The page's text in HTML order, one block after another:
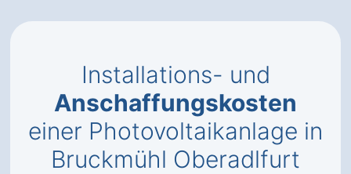
Installations- und
Anschaffungskosten
einer Photovoltaikanlage in
Bruckmühl Oberadlfurt